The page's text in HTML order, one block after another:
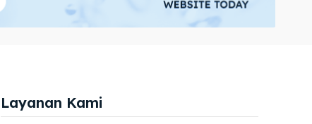
Layanan Kami